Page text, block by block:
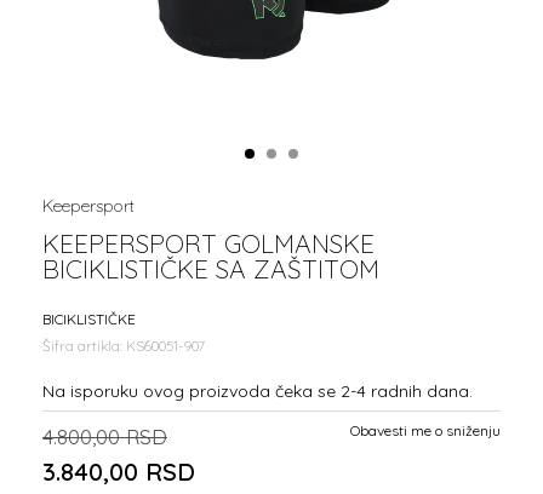
1 2 3
Keepersport
KEEPERSPORT GOLMANSKE
BICIKLISTIČKE SA ZAŠTITOM
BICIKLISTIČKE
Šifra artikla: KS60051-907
Na isporuku ovog proizvoda čeka se 2-4 radnih dana.
4.800,00 RSD
3.840,00 RSD
Obavesti me o sniženju